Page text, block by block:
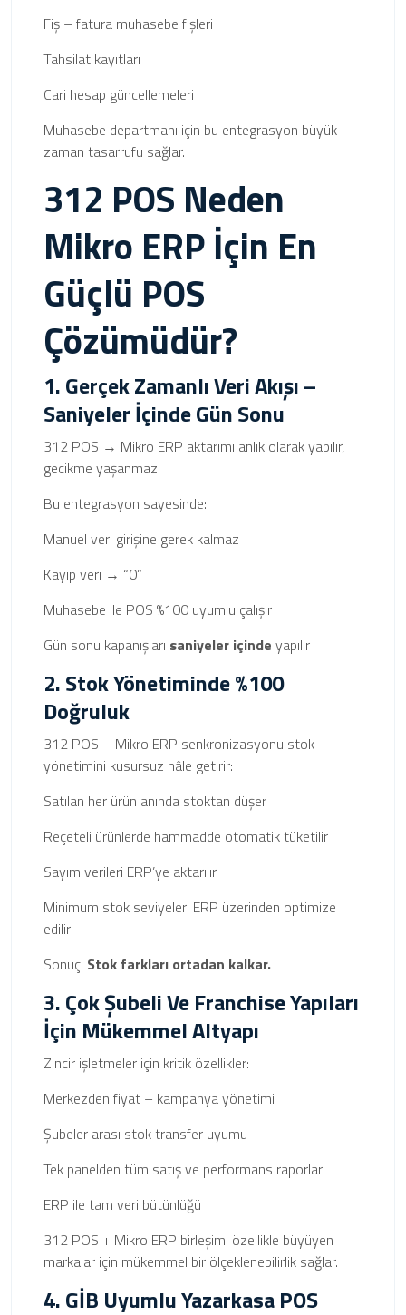
Fiş – fatura muhasebe fişleri
Tahsilat kayıtları
Cari hesap güncellemeleri
Muhasebe departmanı için bu entegrasyon büyük
zaman tasarrufu sağlar.
312 POS Neden
Mikro ERP İçin En
Güçlü POS
Çözümüdür?
1. Gerçek Zamanlı Veri Akışı –
Saniyeler İçinde Gün Sonu
312 POS → Mikro ERP aktarımı anlık olarak yapılır,
gecikme yaşanmaz.
Bu entegrasyon sayesinde:
Manuel veri girişine gerek kalmaz
Kayıp veri → “0”
Muhasebe ile POS %100 uyumlu çalışır
Gün sonu kapanışları saniyeler içinde yapılır
2. Stok Yönetiminde %100
Doğruluk
312 POS – Mikro ERP senkronizasyonu stok
yönetimini kusursuz hâle getirir:
Satılan her ürün anında stoktan düşer
Reçeteli ürünlerde hammadde otomatik tüketilir
Sayım verileri ERP’ye aktarılır
Minimum stok seviyeleri ERP üzerinden optimize
edilir
Sonuç: Stok farkları ortadan kalkar.
3. Çok Şubeli Ve Franchise Yapıları
İçin Mükemmel Altyapı
Zincir işletmeler için kritik özellikler:
Merkezden fiyat – kampanya yönetimi
Şubeler arası stok transfer uyumu
Tek panelden tüm satış ve performans raporları
ERP ile tam veri bütünlüğü
312 POS + Mikro ERP birleşimi özellikle büyüyen
markalar için mükemmel bir ölçeklenebilirlik sağlar.
4. GİB Uyumlu Yazarkasa POS